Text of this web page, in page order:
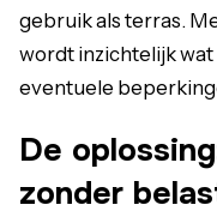
gebruik als terras.
wordt inzichtelijk wat
eventuele
De
zonder